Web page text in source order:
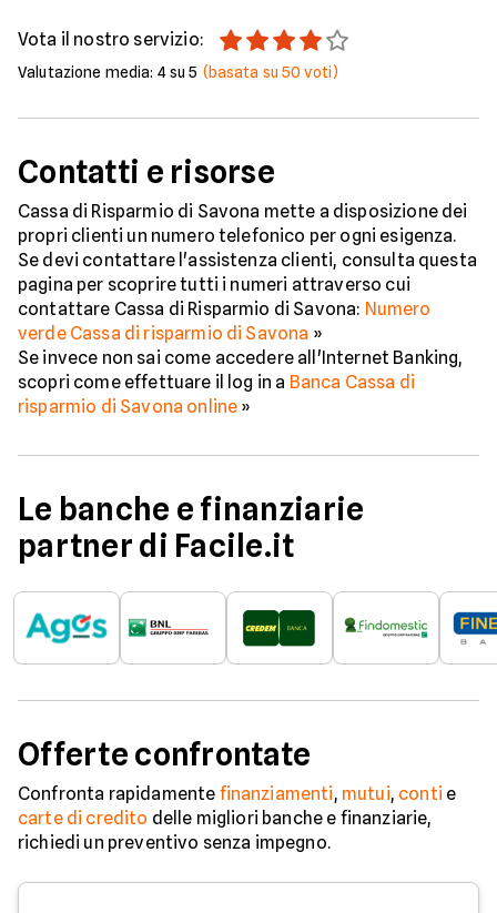
Vota il nostro servizio:
Valutazione media: 4su 5 (basata su50 voti)
Contatti e risorse
Cassa di Risparmio di Savona mette a disposizione dei
propri clienti un numero telefonico per ogni esigenza.
Se devi contattare l'assistenza clienti, consulta questa
pagina per scoprire tutti i numeri attraverso cui
contattare Cassa di Risparmio di Savona: Numero
verde Cassa di risparmio di Savona »
Se invece non sai come accedere all'Internet Banking,
scopri come effettuare il log in a Banca Cassa di
risparmio di Savona online »
Le banche e finanziarie
partner di Facile.it
Offerte confrontate
Confronta rapidamente finanziamenti, mutui, conti e
carte di credito delle migliori banche e finanziarie,
richiedi un preventivo senza impegno.